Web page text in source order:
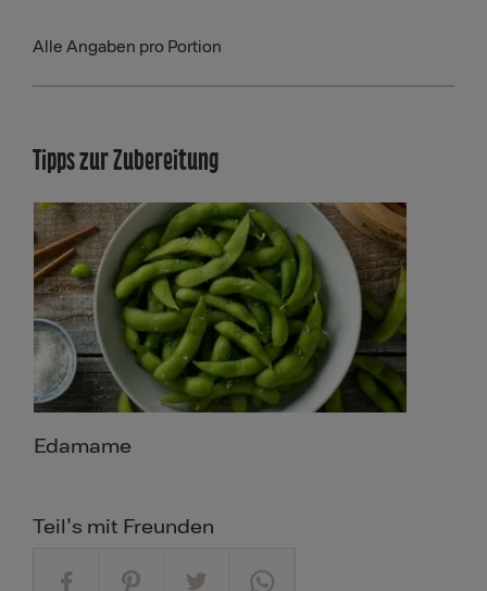
Alle Angaben pro Portion
Tipps zur Zubereitung
Edamame
Teil's mit Freunden